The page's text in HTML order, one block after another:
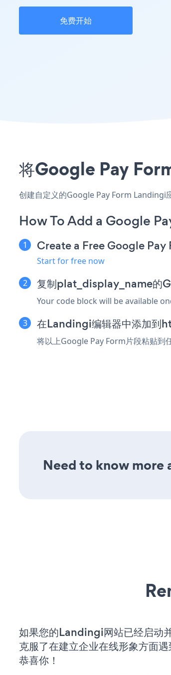
免费开始
将Google Pay
创建自定义的Google Pay Form Landingi
How To Add a Google
Create a Free Google Pay
Start for free now
复制plat_display_name的
Your code block will be available
在Landingi编辑器中添加到
将以上Google Pay Form片段粘贴到
Need to know more
如果您的Landingi网站已经启动
克服了在建立企业在线形象方面遇
恭喜你！